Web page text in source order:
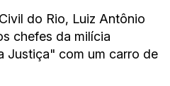
do Rio, Luiz Antônio
chefes da milícia
Justiça" com um carro de